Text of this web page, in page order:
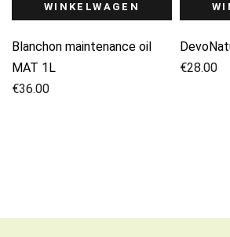
WINKELWAGEN
Blanchon maintenance oil
MAT 1L
€36.00
€28.00